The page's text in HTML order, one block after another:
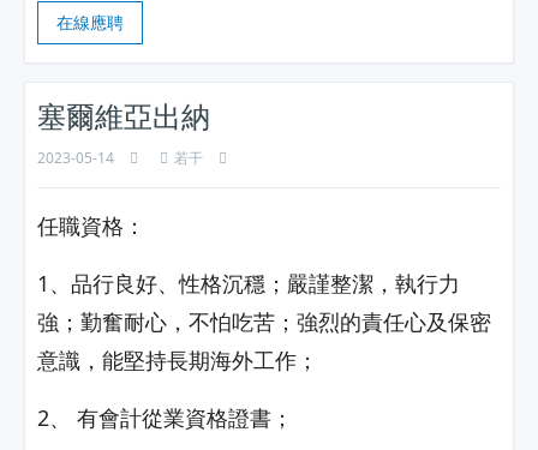
在線應聘
塞爾維亞出納
2023-05-14 若干
任職資格：
1、品行良好、性格沉穩；嚴謹整潔，執行力
強；勤奮耐心，不怕吃苦；強烈的責任心及保密
意識，能堅持長期海外工作；
2、 有會計從業資格證書；